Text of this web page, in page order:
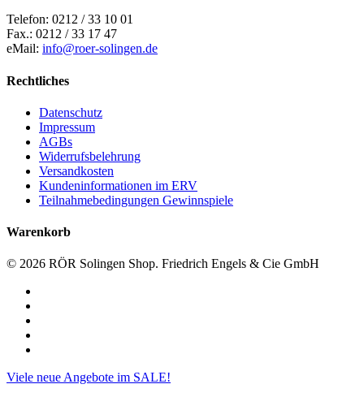
Telefon: 0212 / 33 10 01
Fax.: 0212 / 33 17 47
eMail: info@roer-solingen.de
Rechtliches
Datenschutz
Impressum
AGBs
Widerrufsbelehrung
Versandkosten
Kundeninformationen im ERV
Teilnahmebedingungen Gewinnspiele
Warenkorb
© 2026 RÖR Solingen Shop. Friedrich Engels & Cie GmbH
Close
Viele neue Angebote im SALE!